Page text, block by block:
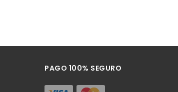
PAGO 100% SEGURO